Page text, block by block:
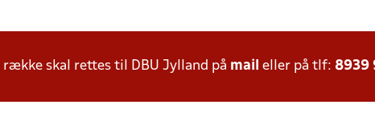
skal rettes til DBU Jylland på mail eller på tlf: 8939